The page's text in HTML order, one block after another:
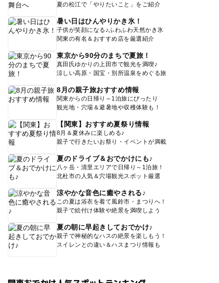
夏の松江で「やりたいこと」をご紹介
暑い日はひんやりかき氷！
子供が笑顔になる♪ふわふわ天然かき氷
関東の有名＆おすすめ店を厳選紹介
東京から90分のまちで夏旅！
真田氏ゆかりの上田市で観光を満喫♪
涼しい高原・国宝・別所温泉をめぐる旅
8月の親子旅おすすめ情報
関東からの日帰り～1泊旅にぴったり
観光地・穴場＆避暑地や収穫体験も！
【関東】おすすめ夏祭り情報
8月＆夏休みに楽しめる♪
親子で行きたいお祭り・イベントが満載
夏のドライブ＆おでかけにも♪
八ヶ岳・清里エリアで日帰り～1泊旅！
北杜市の人気＆穴場観光スポット厳選
涼やかな音色に癒やされる♪
この夏は浴衣を着て風鈴市・まつりへ！
親子で絵付け体験や絶景を満喫しよう
夏の朝に早起きしておでかけ♪
親子で神秘的なハスの絶景を楽しもう！
スイレンとの違い＆ハスまつり情報も